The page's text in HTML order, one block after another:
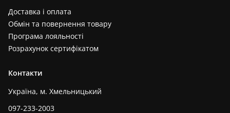
Доставка і оплата
Обмін та повернення товару
Програма лояльності
Розрахунок сертифікатом
Контакти
Україна, м. Хмельницький
097-233-2003